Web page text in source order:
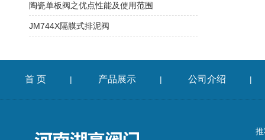
陶瓷单板阀之优点性能及使用范围
JM744X隔膜式排泥阀
首 页 | 产品展示 | 公司介绍 |